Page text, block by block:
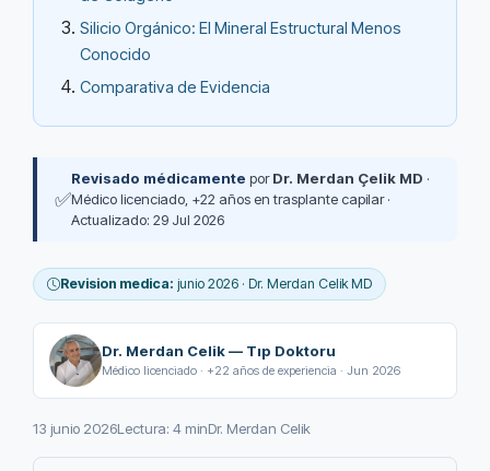
Silicio Orgánico: El Mineral Estructural Menos
Conocido
Comparativa de Evidencia
✅
Revisado médicamente porDr. Merdan Çelik MD ·
Médico licenciado, +22 años en trasplante capilar ·
Actualizado: 29 Jul 2026
Revision medica: junio 2026 · Dr. Merdan Celik MD
Dr. Merdan Celik — Tıp Doktoru
Médico licenciado · +22 años de experiencia · Jun 2026
13 junio 2026Lectura: 4 minDr. Merdan Celik